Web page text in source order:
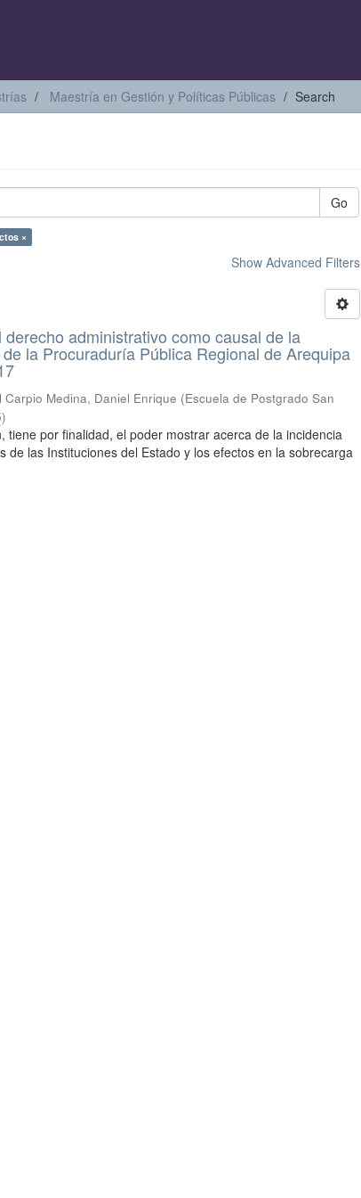
Maestría en Gestión y Políticas Públicas Search
Go
×
Show Advanced Filters
administrativo como causal de la
la Procuraduría Pública Regional de Arequipa
Carpio Medina, Daniel Enrique (Escuela de Postgrado San
)
tiene por finalidad, el poder mostrar acerca de la incidencia
de las Instituciones del Estado y los efectos en la sobrecarga